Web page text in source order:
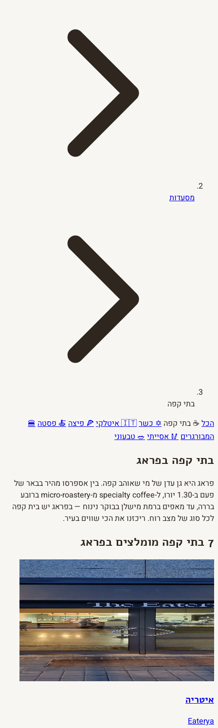
מסעדות
בתי קפה
הכל ☕ בתי קפה ✡ כשר🇮🇹 איטלקי 🍕 פיצה🍝 פסטה🍔
המבורגרים🥢 אסייתי🥗 טבעוני
בתי קפה בפראג
פראג היא גן עדן של מי שאוהב קפה. בין אספרסו מהיר בבאר של
פעם ב-1.30 יורו, ל-specialty coffee מ-micro-roastery ברובע
בררה, עד מאפים ברמת מישלן בבוקר נינוח — בפראג יש בית קפה
לכל סוג של מצב רוח. ריכזנו את הכי שווים בעיר.
7 בתי קפה מומלצים בפראג
איטריה
Eaterya